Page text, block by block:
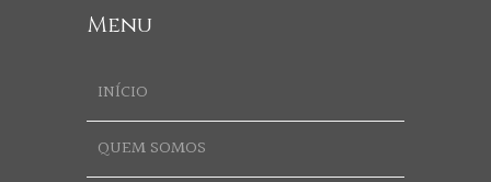
Menu
INÍCIO
QUEM SOMOS